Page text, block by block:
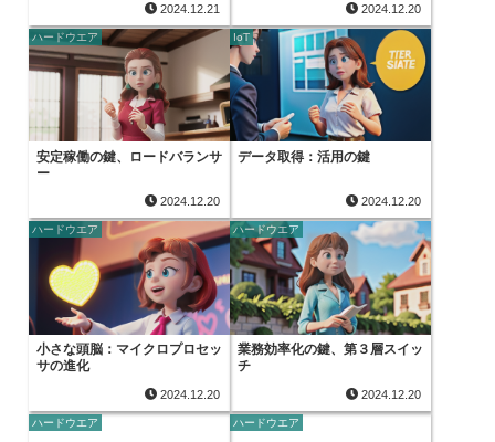
2024.12.21 2024.12.20
ハードウエア
安定稼働の鍵、ロードバランサ
ー
2024.12.20
IoT
データ取得：活用の鍵
2024.12.20
ハードウエア
小さな頭脳：マイクロプロセッ
サの進化
2024.12.20
ハードウエア
業務効率化の鍵、第３層スイッ
チ
2024.12.20
ハードウエア ハードウエア